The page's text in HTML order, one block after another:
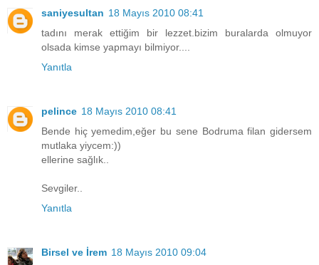
saniyesultan 18 Mayıs 2010 08:41
tadını merak ettiğim bir lezzet.bizim buralarda olmuyor
olsada kimse yapmayı bilmiyor....
Yanıtla
pelince 18 Mayıs 2010 08:41
Bende hiç yemedim,eğer bu sene Bodruma filan gidersem
mutlaka yiycem:))
ellerine sağlık..
Sevgiler..
Yanıtla
Birsel ve İrem 18 Mayıs 2010 09:04